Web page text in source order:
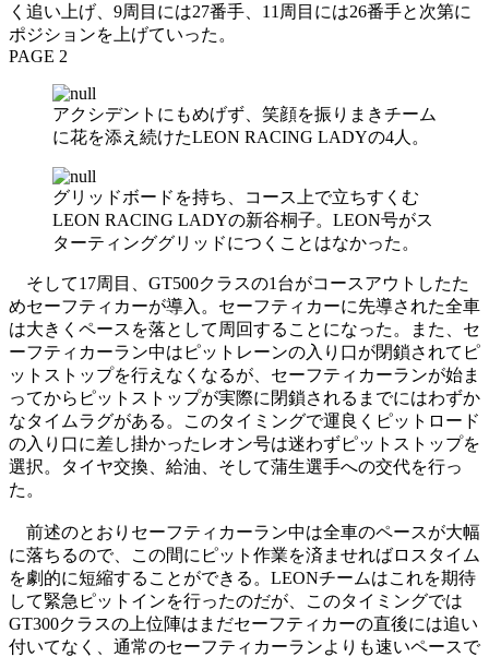
く追い上げ、9周目には27番手、11周目には26番手と次第に
ポジションを上げていった。
PAGE 2
アクシデントにもめげず、笑顔を振りまきチーム
に花を添え続けたLEON RACING LADYの4人。
グリッドボードを持ち、コース上で立ちすくむ
LEON RACING LADYの新谷桐子。LEON号がス
ターティンググリッドにつくことはなかった。
そして17周目、GT500クラスの1台がコースアウトしたた
めセーフティカーが導入。セーフティカーに先導された全車
は大きくペースを落として周回することになった。また、セ
ーフティカーラン中はピットレーンの入り口が閉鎖されてピ
ットストップを行えなくなるが、セーフティカーランが始ま
ってからピットストップが実際に閉鎖されるまでにはわずか
なタイムラグがある。このタイミングで運良くピットロード
の入り口に差し掛かったレオン号は迷わずピットストップを
選択。タイヤ交換、給油、そして蒲生選手への交代を行っ
た。
前述のとおりセーフティカーラン中は全車のペースが大幅
に落ちるので、この間にピット作業を済ませればロスタイム
を劇的に短縮することができる。LEONチームはこれを期待
して緊急ピットインを行ったのだが、このタイミングでは
GT300クラスの上位陣はまだセーフティカーの直後には追い
付いてなく、通常のセーフティカーランよりも速いペースで